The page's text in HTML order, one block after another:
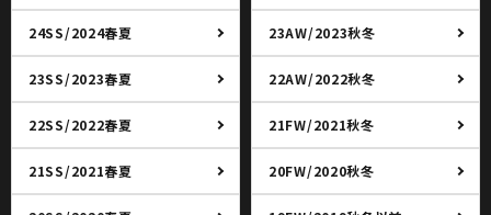
24SS/2024春夏 23AW/2023秋冬
23SS/2023春夏 22AW/2022秋冬
22SS/2022春夏 21FW/2021秋冬
21SS/2021春夏 20FW/2020秋冬